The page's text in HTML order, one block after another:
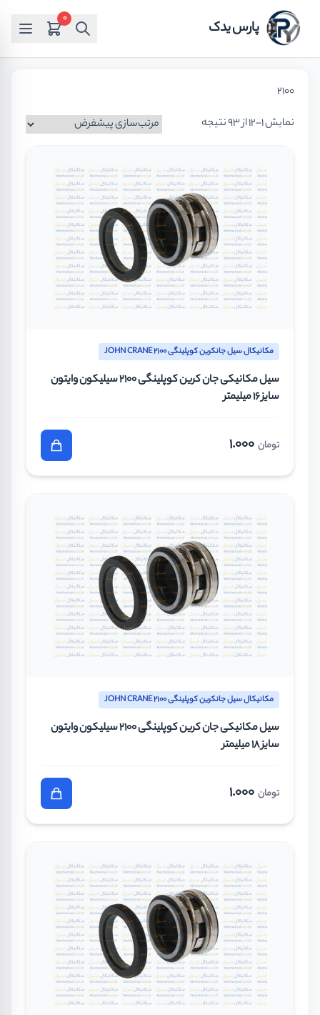
پارس یدک 0
2100
نمایش 1–12 از 93 نتیجه
مکانیکال سیل جانکرین کوپلینگی JOHN CRANE 2100
سیل مکانیکی جان کرین کوپلینگی 2100 سیلیکون وایتون
سایز 16 میلیمتر
تومان 1.000
مکانیکال سیل جانکرین کوپلینگی JOHN CRANE 2100
سیل مکانیکی جان کرین کوپلینگی 2100 سیلیکون وایتون
سایز 18 میلیمتر
تومان 1.000